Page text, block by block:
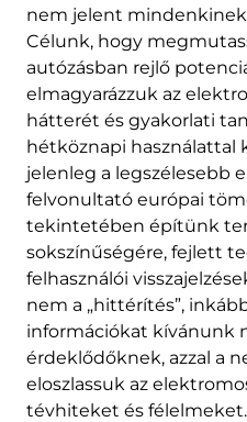
nem jelent
Célunk, hogy
autózásban rejlő
elmagyarázzuk az
hátterét és gyakorlati
hétköznapi használattal
jelenleg a legszélesebb
felvonultató európai
tekintetében építünk
sokszínűségére, fejlett
felhasználói
nem a „hittérítés”,
információkat kívánunk
érdeklődőknek, azzal a
eloszlassuk az
tévhiteket és